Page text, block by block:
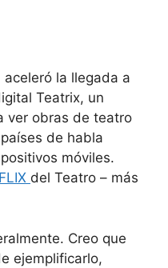
la llegada a
Teatrix, un
ver obras de teatro
de habla
móviles.
del Teatro – más
Creo que
ejemplificarlo,